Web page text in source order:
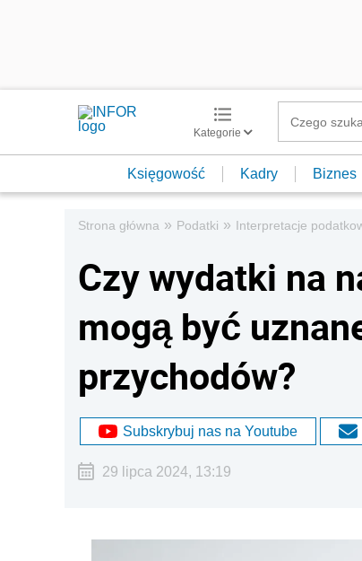
Kategorie
Księgowość Kadry Biznes
Strona główna » Podatki » Interpretacje
Czy wydatki na
mogą być
przychodów?
Subskrybuj nas na Youtube
29 lipca 2024, 13:19